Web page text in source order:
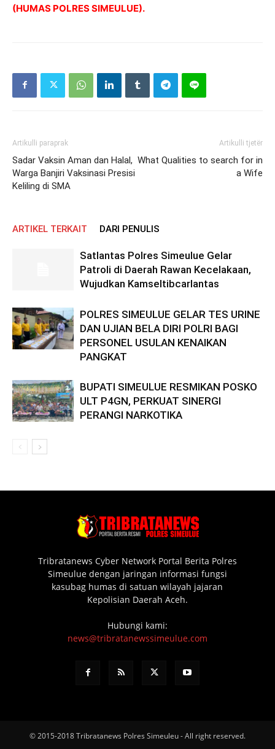
(HUMAS POLRES SIMEULUE).
Artikulli paraprak
Sadar Vaksin Aman dan Halal,
Warga Banjiri Vaksinasi Presisi
Keliling di SMA
Artikulli tjetër
What Qualities to search for in
a Wife
ARTIKEL TERKAIT DARI PENULIS
Satlantas Polres Simeulue Gelar
Patroli di Daerah Rawan Kecelakaan,
Wujudkan Kamseltibcarlantas
POLRES SIMEULUE GELAR TES URINE
DAN UJIAN BELA DIRI POLRI BAGI
PERSONEL USULAN KENAIKAN
PANGKAT
BUPATI SIMEULUE RESMIKAN POSKO
ULT P4GN, PERKUAT SINERGI
PERANGI NARKOTIKA
Tribratanews Cyber Network Portal Berita Polres
Simeulue dengan jaringan informasi fungsi
kasubag humas di satuan wilayah jajaran
Kepolisian Daerah Aceh.
Hubungi kami:
news@tribratanewssimeulue.com
© 2015-2018 Tribratanews Polres Simeuleu - All right reserved.